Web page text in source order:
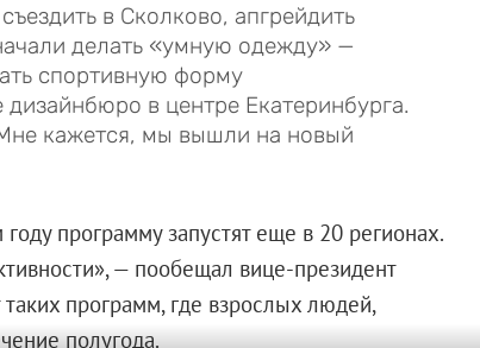
в Сколково, апгрейдить
делать «умную одежду» —
спортивную форму
в центре Екатеринбурга.
кажется, мы вышли на новый
программу запустят еще в 20 регионах.
— пообещал вице-президент
программ, где взрослых людей,
полугода.